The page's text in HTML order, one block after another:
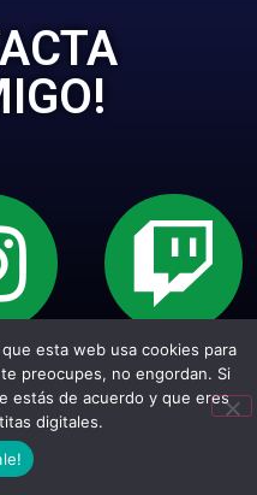
Todos los
reservados.
esta web usa cookies para
preocupes, no engordan. Si
estás de acuerdo y que eres
digitales.